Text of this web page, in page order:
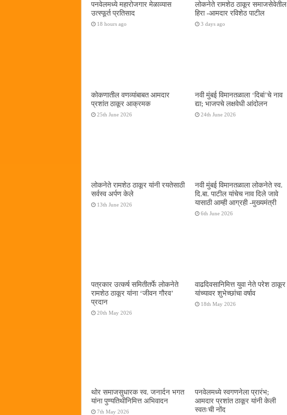
पनवेलमध्ये महारोजगार मेळाव्यास
उत्स्फूर्त प्रतिसाद
18 hours ago
लोकनेते रामशेठ ठाकूर समाजसेवेतील
हिरा -आमदार रविशेठ पाटील
3 days ago
कोकणातील वणव्यांबाबत आमदार
प्रशांत ठाकूर आक्रमक
25th June 2026
नवी मुंबई विमानतळाला ‌‘दिबां‌’चे नाव
द्या; भाजपचे लक्षवेधी आंदोलन
24th June 2026
लोकनेते रामशेठ ठाकूर यांनी रयतेसाठी
सर्वस्व अर्पण केले
13th June 2026
नवी मुंबई विमानतळाला लोकनेते स्व.
दि.बा. पाटील यांचेच नाव दिले जावे
यासाठी आम्ही आग्रही -मुख्यमंत्री
6th June 2026
पत्रकार उत्कर्ष समितीतर्फे लोकनेते
रामशेठ ठाकूर यांना ‌‘जीवन गौरव‌’
प्रदान
20th May 2026
वाढदिवसानिमित्त युवा नेते परेश ठाकूर
यांच्यावर शुभेच्छांचा वर्षाव
18th May 2026
थोर समाजसुधारक स्व. जनार्दन भगत
यांना पुण्यतिथीनिमित्त अभिवादन
7th May 2026
पनवेलमध्ये स्वगणनेला प्रारंभ;
आमदार प्रशांत ठाकूर यांनी केली
स्वतःची नोंद